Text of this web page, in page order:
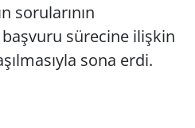
sorularının
başvuru sürecine ilişkin
sona erdi.